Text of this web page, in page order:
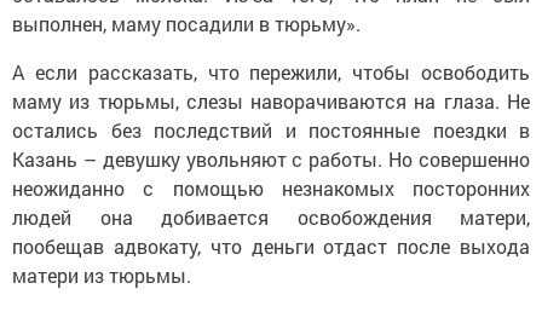
выполнен, маму посадили в тюрьму».
А если рассказать, что пережили, чтобы освободить
маму из тюрьмы, слезы наворачиваются на глаза. Не
остались без последствий и постоянные поездки в
Казань – девушку увольняют с работы. Но совершенно
неожиданно с помощью незнакомых посторонних
людей она добивается освобождения матери,
пообещав адвокату, что деньги отдаст после выхода
матери из тюрьмы.